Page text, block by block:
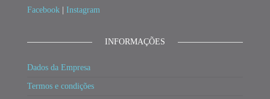
Facebook Instagram
INFORMAÇÕES
Dados da Empresa
Termos e condições